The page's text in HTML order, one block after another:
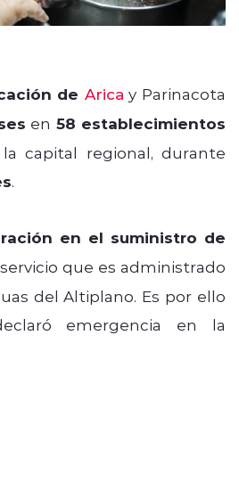
de Arica y Parinacota
en 58 establecimientos
capital regional, durante
.
en el suministro de
que es administrado
del Altiplano. Es por ello
emergencia en la